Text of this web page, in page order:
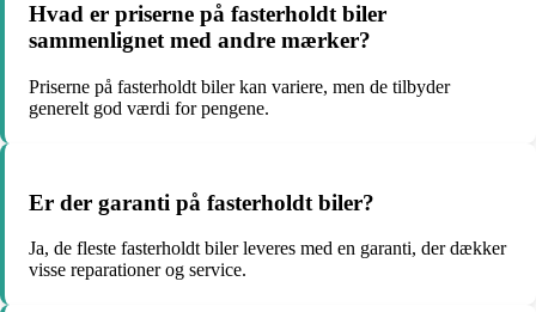
Hvad er priserne på fasterholdt biler
sammenlignet med andre mærker?
Priserne på fasterholdt biler kan variere, men de tilbyder
generelt god værdi for pengene.
Er der garanti på fasterholdt biler?
Ja, de fleste fasterholdt biler leveres med en garanti, der dækker
visse reparationer og service.